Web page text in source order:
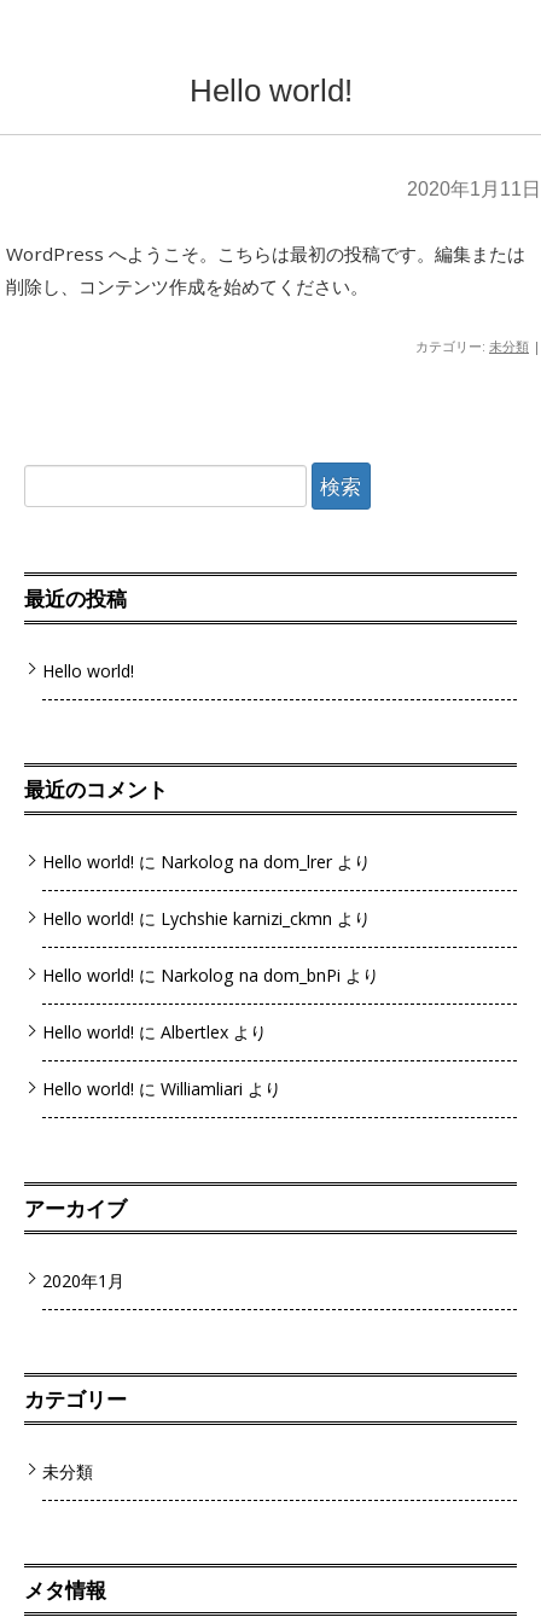
Hello world!
2020年1月11日
WordPress へようこそ。こちらは最初の投稿です。編集または
削除し、コンテンツ作成を始めてください。
カテゴリー: 未分類 |
索:
最近の投稿
Hello world!
最近のコメント
Hello world! に Narkolog na dom_lrerより
Hello world! に Lychshie karnizi_ckmn より
Hello world! に Narkolog na dom_bnPi より
Hello world! に Albertlex より
Hello world! に Williamliari より
アーカイブ
2020年1月
カテゴリー
未分類
メタ情報